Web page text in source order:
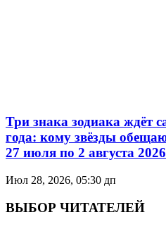
Три знака зодиака ждёт
года: кому звёзды
27 июля по 2 августа
Июл 28, 2026, 05:30 дп
ВЫБОР ЧИТАТЕЛЕЙ